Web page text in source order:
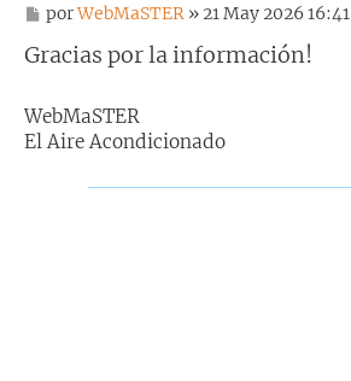
M
n
j
e
porWebMaSTER » 21 May 2026 16:41
Gracias por la información!
WebMaSTER
El Aire Acondicionado